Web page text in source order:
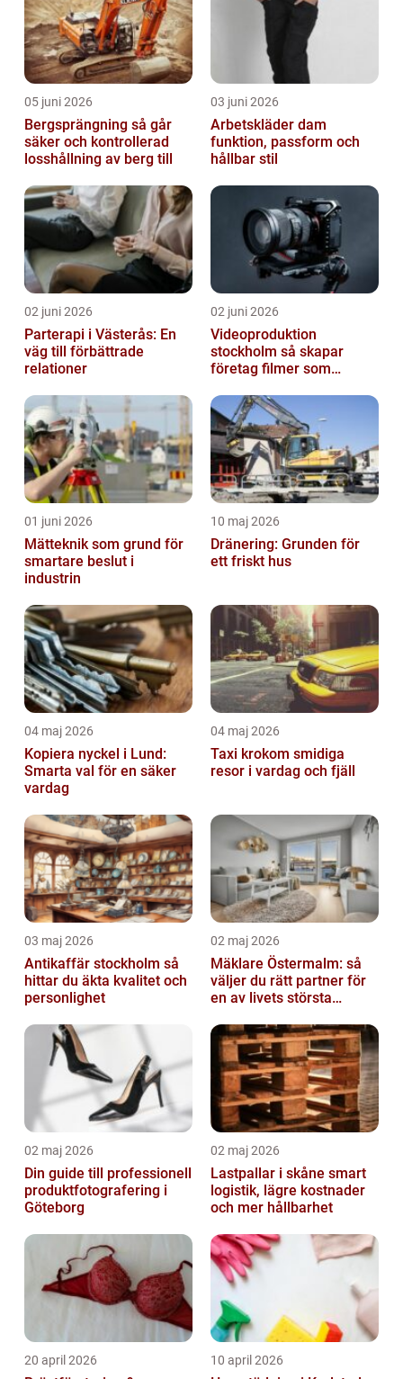
05 juni 2026
Bergsprängning så går
säker och kontrollerad
losshållning av berg till
03 juni 2026
Arbetskläder dam
funktion, passform och
hållbar stil
02 juni 2026
Parterapi i Västerås: En
väg till förbättrade
relationer
02 juni 2026
Videoproduktion
stockholm så skapar
företag filmer som
01 juni 2026
Mätteknik som grund för
smartare beslut i
industrin
10 maj 2026
Dränering: Grunden för
ett friskt hus
04 maj 2026
Kopiera nyckel i Lund:
Smarta val för en säker
vardag
04 maj 2026
Taxi krokom smidiga
resor i vardag och fjäll
03 maj 2026
Antikaffär stockholm så
hittar du äkta kvalitet och
personlighet
02 maj 2026
Mäklare Östermalm: så
väljer du rätt partner för
en av livets största
02 maj 2026
Din guide till professionell
produktfotografering i
Göteborg
02 maj 2026
Lastpallar i skåne smart
logistik, lägre kostnader
och mer hållbarhet
20 april 2026 10 april 2026